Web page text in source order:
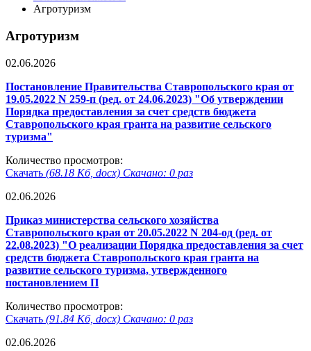
Агротуризм
Агротуризм
02.06.2026
Постановление Правительства Ставропольского края от
19.05.2022 N 259-п (ред. от 24.06.2023) "Об утверждении
Порядка предоставления за счет средств бюджета
Ставропольского края гранта на развитие сельского
туризма"
Количество просмотров:
Скачать (68.18 Кб, docx) Скачано: 0 раз
02.06.2026
Приказ министерства сельского хозяйства
Ставропольского края от 20.05.2022 N 204-од (ред. от
22.08.2023) "О реализации Порядка предоставления за счет
средств бюджета Ставропольского края гранта на
развитие сельского туризма, утвержденного
постановлением П
Количество просмотров:
Скачать (91.84 Кб, docx) Скачано: 0 раз
02.06.2026